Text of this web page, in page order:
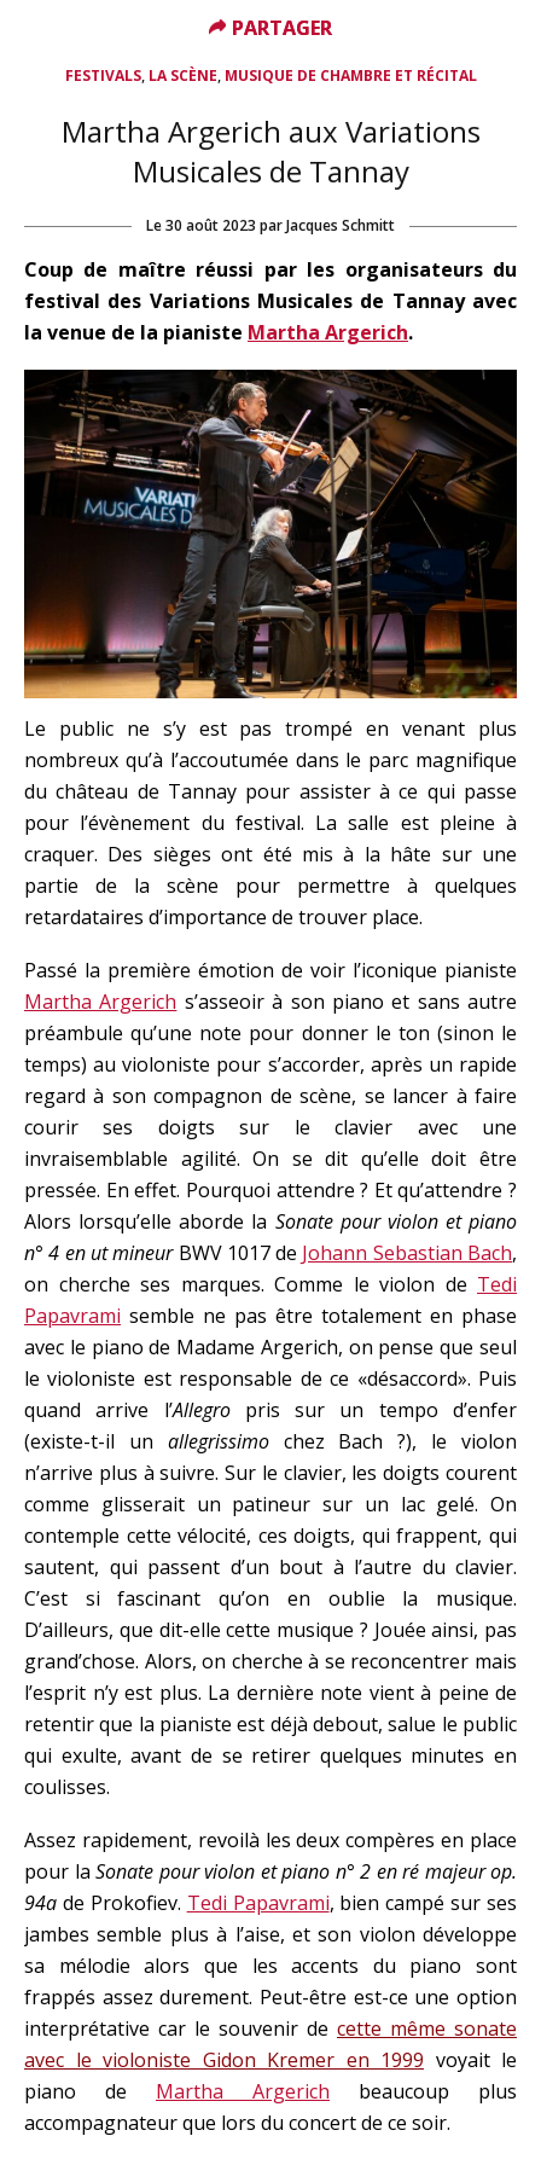
FESTIVALS, LA SCÈNE, MUSIQUE DE CHAMBRE ET RÉCITAL
Martha Argerich aux Variations
Musicales de Tannay
Le30 août 2023 parJacques Schmitt
Coup de maître réussi par les organisateurs du
festival des Variations Musicales de Tannay avec
la venue de la pianiste Martha Argerich.
Le public ne s’y est pas trompé en venant plus
nombreux qu’à l’accoutumée dans le parc magnifique
du château de Tannay pour assister à ce qui passe
pour l’évènement du festival. La salle est pleine à
craquer. Des sièges ont été mis à la hâte sur une
partie de la scène pour permettre à quelques
retardataires d’importance de trouver place.
Passé la première émotion de voir l’iconique pianiste
Martha Argerich s’asseoir à son piano et sans autre
préambule qu’une note pour donner le ton (sinon le
temps) au violoniste pour s’accorder, après un rapide
regard à son compagnon de scène, se lancer à faire
courir ses doigts sur le clavier avec une
invraisemblable agilité. On se dit qu’elle doit être
pressée. En effet. Pourquoi attendre ? Et qu’attendre ?
Alors lorsqu’elle aborde la Sonate pour violon et piano
n° 4 en ut mineur BWV 1017 de Johann Sebastian Bach,
on cherche ses marques. Comme le violon de Tedi
Papavrami semble ne pas être totalement en phase
avec le piano de Madame Argerich, on pense que seul
le violoniste est responsable de ce «désaccord». Puis
quand arrive l’Allegropris sur un tempo d’enfer
(existe-t-il un allegrissimochez Bach ?), le violon
n’arrive plus à suivre. Sur le clavier, les doigts courent
comme glisserait un patineur sur un lac gelé. On
contemple cette vélocité, ces doigts, qui frappent, qui
sautent, qui passent d’un bout à l’autre du clavier.
C’est si fascinant qu’on en oublie la musique.
D’ailleurs, que dit-elle cette musique ? Jouée ainsi, pas
grand’chose. Alors, on cherche à se reconcentrer mais
l’esprit n’y est plus. La dernière note vient à peine de
retentir que la pianiste est déjà debout, salue le public
qui exulte, avant de se retirer quelques minutes en
coulisses.
Assez rapidement, revoilà les deux compères en place
pour la Sonate pour violon et piano n° 2 en ré majeur op.
94a de Prokofiev. Tedi Papavrami, bien campé sur ses
jambes semble plus à l’aise, et son violon développe
sa mélodie alors que les accents du piano sont
frappés assez durement. Peut-être est-ce une option
interprétative car le souvenir de cette même sonate
avec le violoniste Gidon Kremer en 1999 voyait le
piano de Martha Argerich beaucoup plus
accompagnateur que lors du concert de ce soir.
PARTAGER
PARTAGER